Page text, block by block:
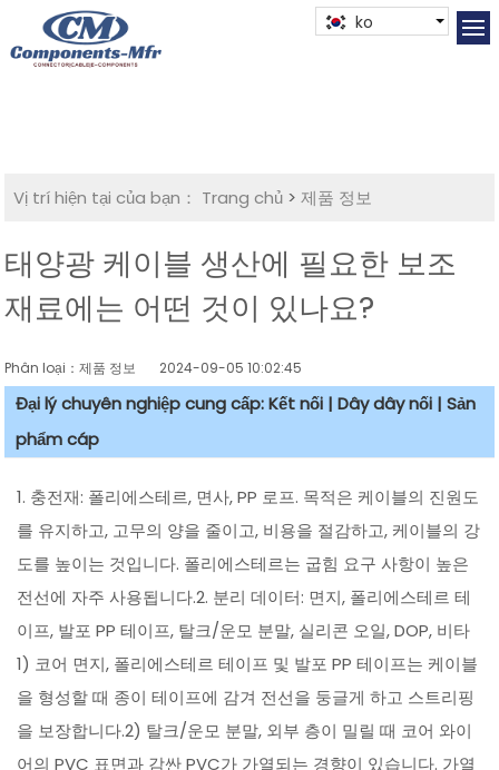
ko
Vị trí hiện tại của bạn： Trang chủ >제품 정보
태양광 케이블 생산에 필요한 보조
재료에는 어떤 것이 있나요?
Phân loại：제품 정보 2024-09-05 10:02:45
Đại lý chuyên nghiệp cung cấp: Kết nối | Dây dây nối | Sản
phẩm cáp
1. 충전재: 폴리에스테르, 면사, PP 로프. 목적은 케이블의 진원도
를 유지하고, 고무의 양을 줄이고, 비용을 절감하고, 케이블의 강
도를 높이는 것입니다. 폴리에스테르는 굽힘 요구 사항이 높은
전선에 자주 사용됩니다.2. 분리 데이터: 면지, 폴리에스테르 테
이프, 발포 PP 테이프, 탈크/운모 분말, 실리콘 오일, DOP, 비타
1) 코어 면지, 폴리에스테르 테이프 및 발포 PP 테이프는 케이블
을 형성할 때 종이 테이프에 감겨 전선을 둥글게 하고 스트리핑
을 보장합니다.2) 탈크/운모 분말, 외부 층이 밀릴 때 코어 와이
어의 PVC 표면과 감싼 PVC가 가열되는 경향이 있습니다. 가열